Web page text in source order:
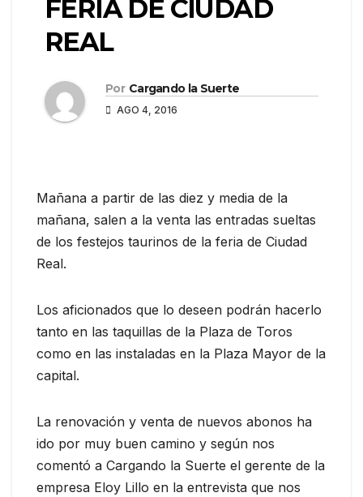
FERIA DE CIUDAD
REAL
Por Cargando la Suerte
AGO 4, 2016
Mañana a partir de las diez y media de la
mañana, salen a la venta las entradas sueltas
de los festejos taurinos de la feria de Ciudad
Real.
Los aficionados que lo deseen podrán hacerlo
tanto en las taquillas de la Plaza de Toros
como en las instaladas en la Plaza Mayor de la
capital.
La renovación y venta de nuevos abonos ha
ido por muy buen camino y según nos
comentó a Cargando la Suerte el gerente de la
empresa Eloy Lillo en la entrevista que nos